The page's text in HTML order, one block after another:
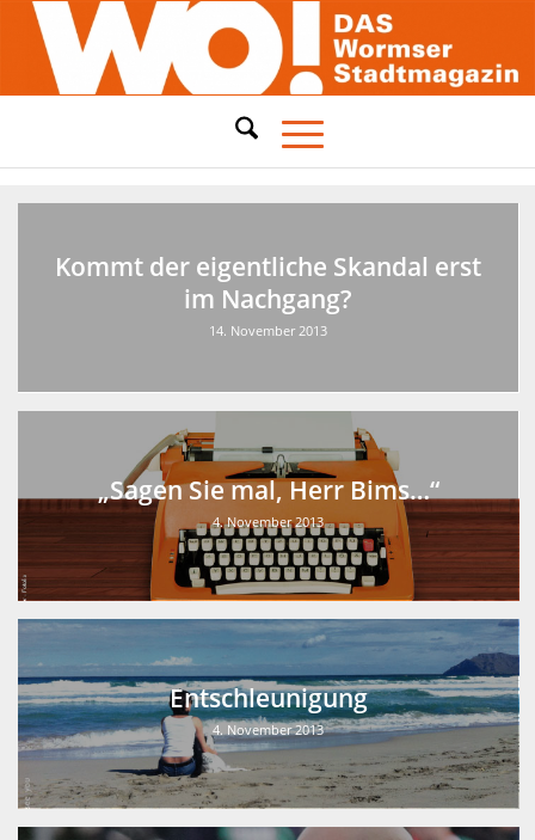
Kommt der eigentliche Skandal erst
im Nachgang?
14. November 2013
„Sagen Sie mal, Herr Bims…“
4. November 2013
Entschleunigung
4. November 2013